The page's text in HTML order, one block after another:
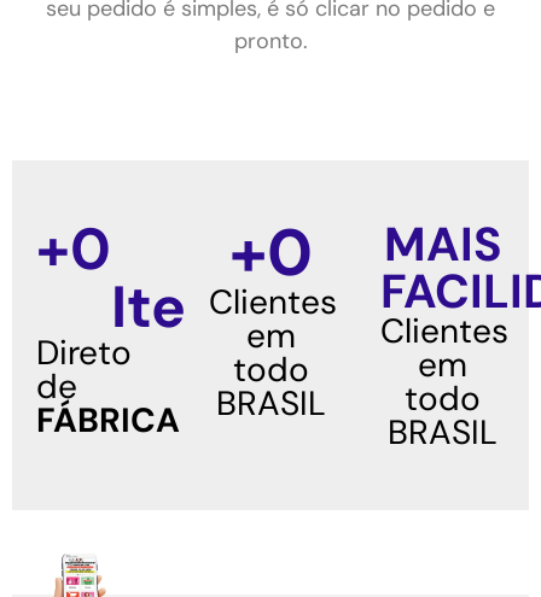
seu pedido é simples, é só clicar no pedido e
pronto.
+0
Itens
Direto
de
FÁBRICA
+0
Clientes
em
todo
BRASIL
MAIS
Clientes
em
todo
BRASIL